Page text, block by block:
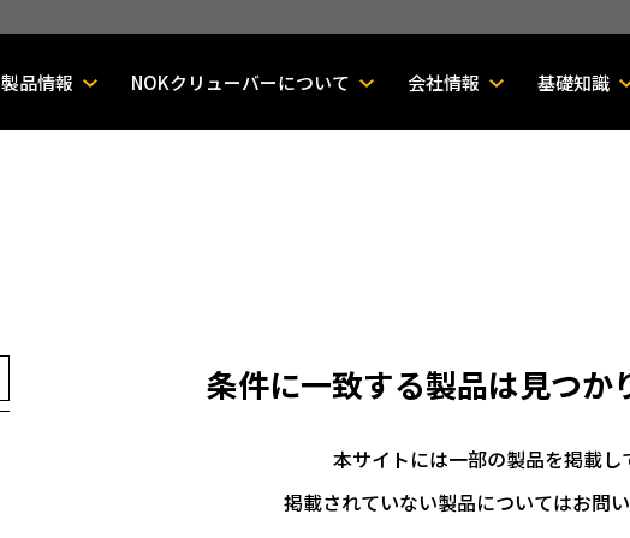
製品情報 NOKクリューバーについて 会社情報 基礎知識
条件に一致する製品は見つか
本サイトには一部の製品を掲載し
掲載されていない製品についてはお問